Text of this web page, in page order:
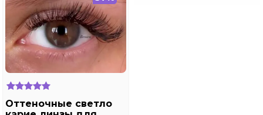
Оттеночные светло